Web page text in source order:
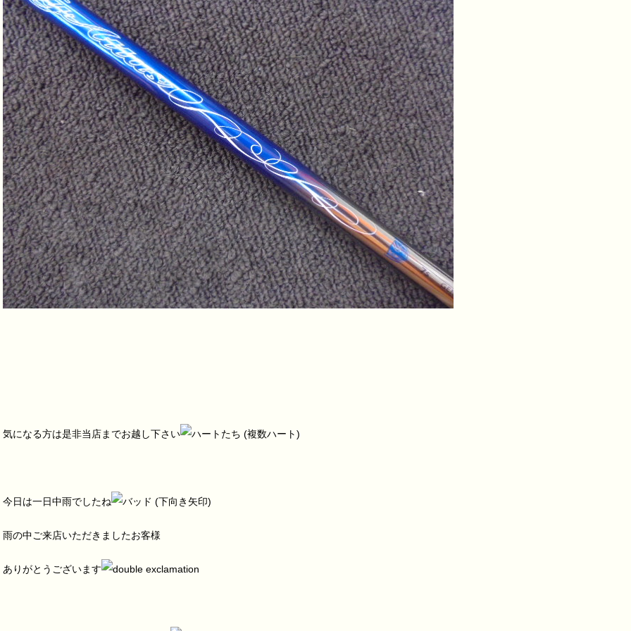
気になる方は是非当店までお越し下さい
今日は一日中雨でしたね
雨の中ご来店いただきましたお客様
ありがとうございます